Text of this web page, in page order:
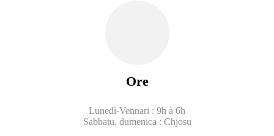
Ore
Lunedì-Vennari : 9h à 6h
Sabbatu, dumenica : Chjosu